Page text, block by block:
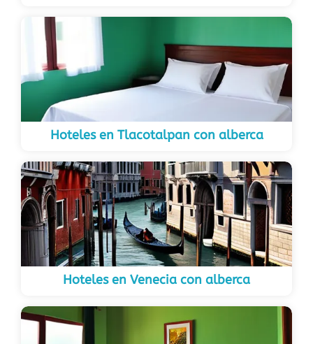
Hoteles en Tlacotalpan con alberca
Hoteles en Venecia con alberca